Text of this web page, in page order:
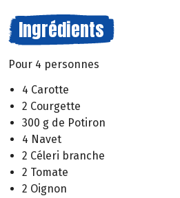
Ingrédients
Pour 4 personnes
4 Carotte
2 Courgette
300 g de Potiron
4 Navet
2 Céleri branche
2 Tomate
2 Oignon